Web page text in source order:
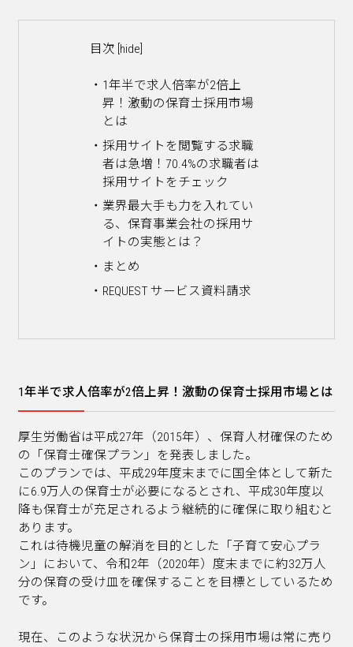
目次 hide
1年半で求人倍率が2倍上
昇！激動の保育士採用市場
とは
採用サイトを閲覧する求職
者は急増！70.4%の求職者は
採用サイトをチェック
業界最大手も力を入れてい
る、保育事業会社の採用サ
イトの実態とは？
まとめ
REQUEST サービス資料請求
1年半で求人倍率が2倍上昇！激動の保育士採用市場とは
厚生労働省は平成27年（2015年）、保育人材確保のため
の「保育士確保プラン」を発表しました。
このプランでは、平成29年度末までに国全体として新た
に6.9万人の保育士が必要になるとされ、平成30年度以
降も保育士が充足されるよう継続的に確保に取り組むと
あります。
これは待機児童の解消を目的とした「子育て安心プラ
ン」において、令和2年（2020年）度末までに約32万人
分の保育の受け皿を確保することを目標としているため
です。
現在、このような状況から保育士の採用市場は常に売り